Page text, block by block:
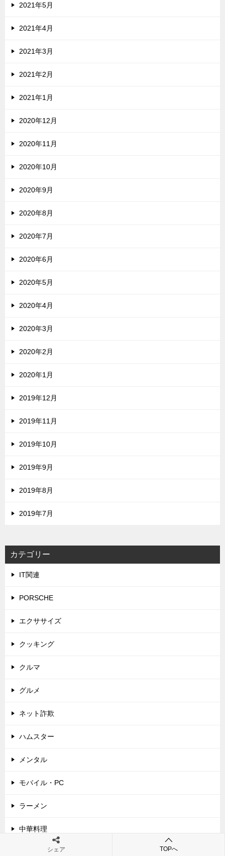
2021年5月
2021年4月
2021年3月
2021年2月
2021年1月
2020年12月
2020年11月
2020年10月
2020年9月
2020年8月
2020年7月
2020年6月
2020年5月
2020年4月
2020年3月
2020年2月
2020年1月
2019年12月
2019年11月
2019年10月
2019年9月
2019年8月
2019年7月
カテゴリー
IT関連
PORSCHE
エクササイズ
クッキング
クルマ
グルメ
ネット詐欺
ハムスター
メンタル
モバイル・PC
ラーメン
中華料理
シェア TOPへ